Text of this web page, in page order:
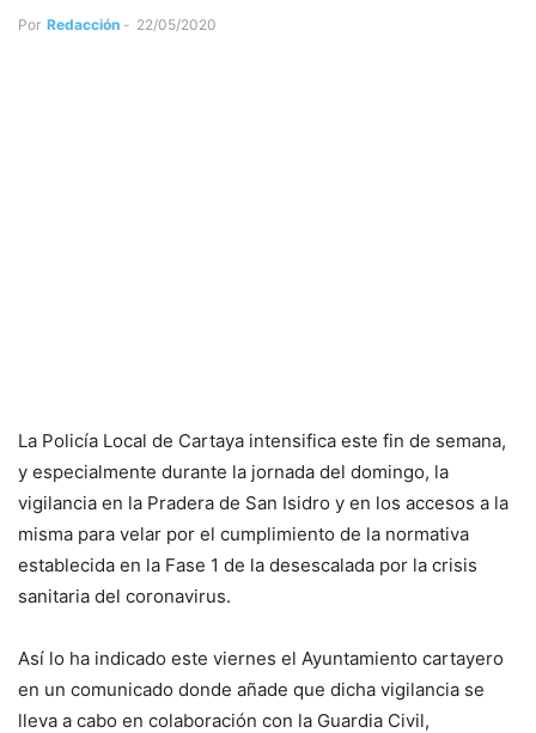
Por Redacción - 22/05/2020
La Policía Local de Cartaya intensifica este fin de semana,
y especialmente durante la jornada del domingo, la
vigilancia en la Pradera de San Isidro y en los accesos a la
misma para velar por el cumplimiento de la normativa
establecida en la Fase 1 de la desescalada por la crisis
sanitaria del coronavirus.
Así lo ha indicado este viernes el Ayuntamiento cartayero
en un comunicado donde añade que dicha vigilancia se
lleva a cabo en colaboración con la Guardia Civil,